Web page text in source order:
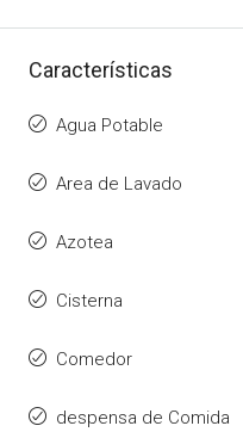
Características
Agua Potable
Area de Lavado
Azotea
Cisterna
Comedor
despensa de Comida